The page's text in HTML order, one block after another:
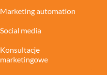
Marketing automation
Social media
Konsultacje
marketingowe